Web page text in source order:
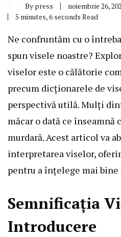
By press
noiembrie 26,
5 minutes, 6 seconds Read
Ne confruntăm cu o
spun visele noastre?
viselor este o călătorie
precum dicționarele de
perspectivă utilă. Mulți
măcar o dată ce înseamnă
murdară. Acest articol va
interpretarea viselor,
pentru a înțelege mai bine
Semnificația
Introducere